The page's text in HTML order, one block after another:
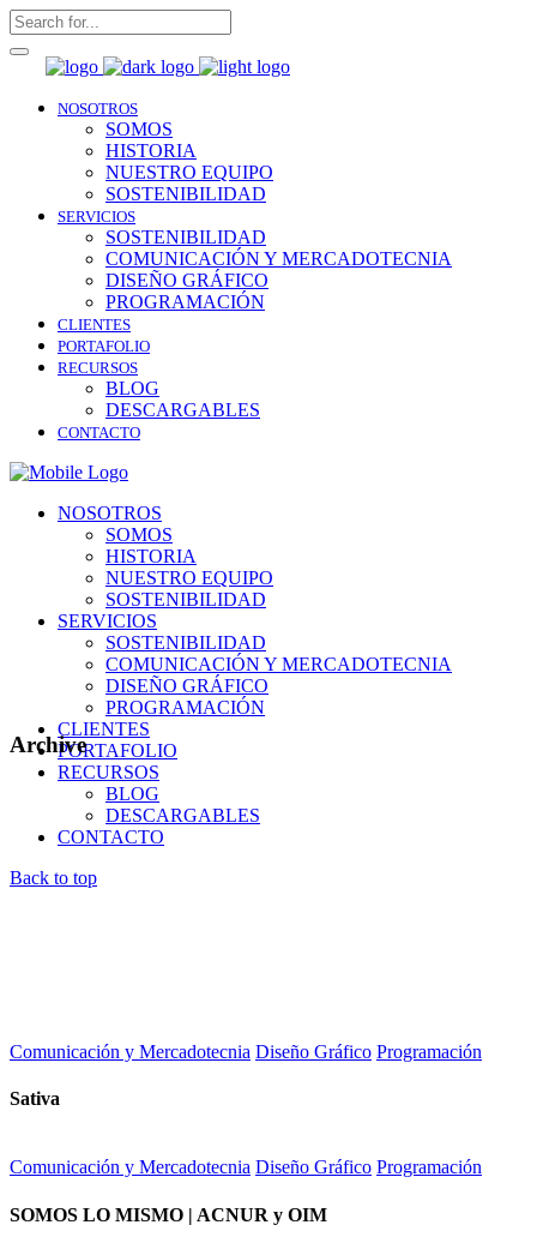
NOSOTROS
SOMOS
HISTORIA
NUESTRO EQUIPO
SOSTENIBILIDAD
SERVICIOS
SOSTENIBILIDAD
COMUNICACIÓN Y MERCADOTECNIA
DISEÑO GRÁFICO
PROGRAMACIÓN
CLIENTES
PORTAFOLIO
RECURSOS
BLOG
DESCARGABLES
CONTACTO
NOSOTROS
SOMOS
HISTORIA
NUESTRO EQUIPO
SOSTENIBILIDAD
SERVICIOS
SOSTENIBILIDAD
COMUNICACIÓN Y MERCADOTECNIA
DISEÑO GRÁFICO
PROGRAMACIÓN
CLIENTES
PORTAFOLIO
RECURSOS
BLOG
DESCARGABLES
CONTACTO
Back to top
Archive
Comunicación y Mercadotecnia Diseño Gráfico Programación
Sativa
Comunicación y Mercadotecnia Diseño Gráfico Programación
SOMOS LO MISMO | ACNUR y OIM